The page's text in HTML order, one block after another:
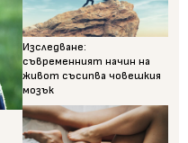
Изследване:
съвременният начин на
живот съсипва човешкия
мозък